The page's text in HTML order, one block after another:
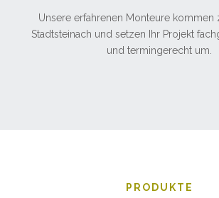
Unsere erfahrenen Monteure kommen
Stadtsteinach und setzen Ihr Projekt
und termingerecht um.
PRODUKTE